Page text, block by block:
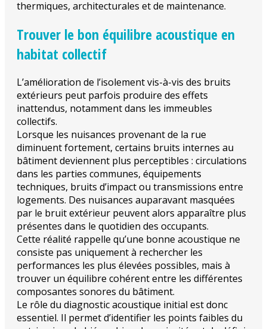
thermiques, architecturales et de maintenance.
Trouver le bon équilibre acoustique en
habitat collectif
L’amélioration de l’isolement vis-à-vis des bruits
extérieurs peut parfois produire des effets
inattendus, notamment dans les immeubles
collectifs.
Lorsque les nuisances provenant de la rue
diminuent fortement, certains bruits internes au
bâtiment deviennent plus perceptibles : circulations
dans les parties communes, équipements
techniques, bruits d’impact ou transmissions entre
logements. Des nuisances auparavant masquées
par le bruit extérieur peuvent alors apparaître plus
présentes dans le quotidien des occupants.
Cette réalité rappelle qu’une bonne acoustique ne
consiste pas uniquement à rechercher les
performances les plus élevées possibles, mais à
trouver un équilibre cohérent entre les différentes
composantes sonores du bâtiment.
Le rôle du diagnostic acoustique initial est donc
essentiel. Il permet d’identifier les points faibles du